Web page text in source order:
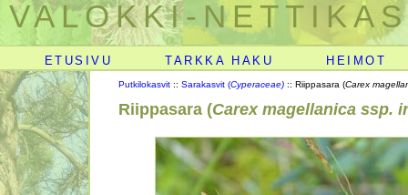
VALOKKI-
ETUSIVU TARKKA HAKU HEIMOT
Putkilokasvit :: Sarakasvit (Cyperaceae) :: Riippasara (Carex
Riippasara (Carex magellanica ssp.